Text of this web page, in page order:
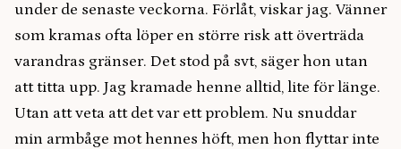
under de senaste veckorna. Förlåt, viskar jag. Vänner
som kramas ofta löper en större risk att överträda
varandras gränser. Det stod på svt, säger hon utan
att titta upp. Jag kramade henne alltid, lite för länge.
Utan att veta att det var ett problem. Nu snuddar
min armbåge mot hennes höft, men hon flyttar inte